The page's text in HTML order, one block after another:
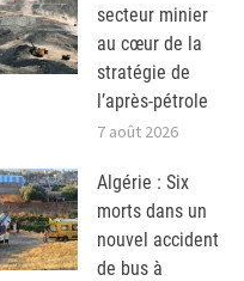
secteur minier
au cœur de la
stratégie de
l’après-pétrole
7 août 2026
Algérie : Six
morts dans un
nouvel accident
de bus à